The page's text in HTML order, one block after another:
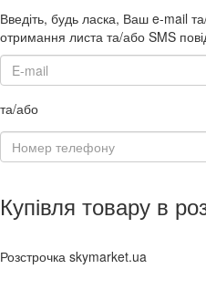
Введіть, будь ласка, Ваш e-mail
отримання листа та/або SMS
та/або
Купівля товару в
Розстрочка skymarket.ua